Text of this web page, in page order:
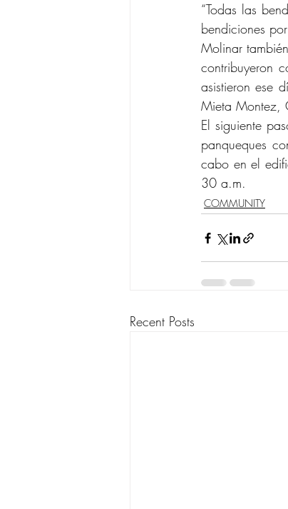
“Todas las
bendiciones
Molinar
contribuyeron
asistieron ese
Mieta Montez,
El siguiente
panqueques
cabo en el
30 a.m.
COMMUNITY
Recent Posts